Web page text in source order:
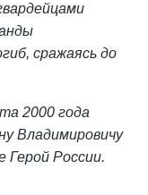
сражаясь до
2000 года
Владимировичу
Герой России.